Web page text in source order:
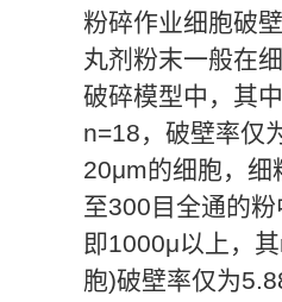
粉碎作业细胞破
丸剂粉末一般在
破碎模型中，其
n=18，破壁率仅
20μm的细胞，细
至300目全通的
即1000μ以上，
胞)破壁率仅为